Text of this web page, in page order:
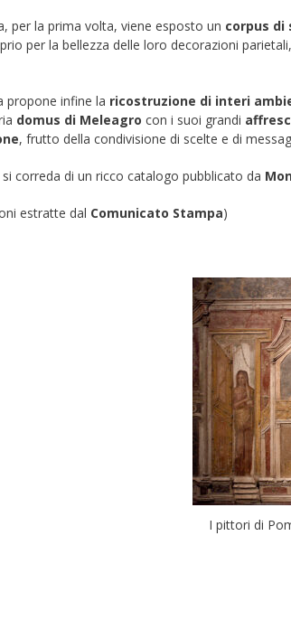
per la prima volta, viene esposto un corpus di
per la bellezza delle loro decorazioni
propone infine la ricostruzione di interi
domus di Meleagro con i suoi grandi
, frutto della condivisione di scelte e di
correda di un ricco catalogo pubblicato da
estratte dal Comunicato Stampa)
I pittori di